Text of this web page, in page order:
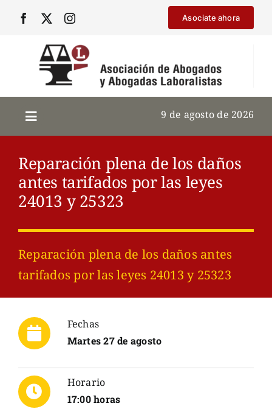
Asociate ahora
9 de agosto de 2026
Reparación plena de los daños
antes tarifados por las leyes
24013 y 25323
Reparación plena de los daños antes
tarifados por las leyes 24013 y 25323
Fechas
Martes 27 de agosto
Horario
17:00 horas